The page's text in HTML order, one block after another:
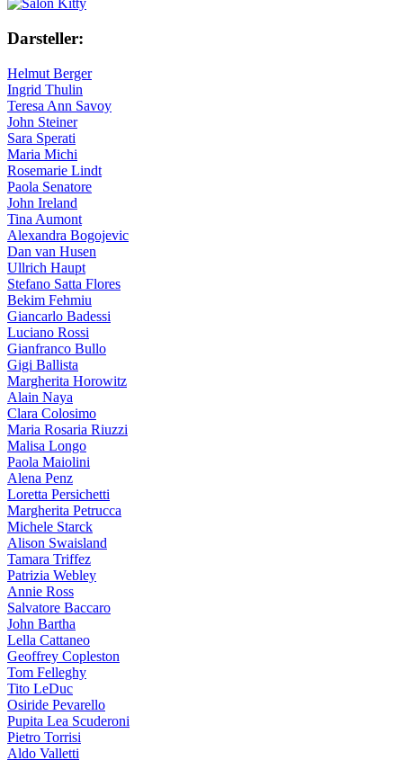
Darsteller:
Helmut Berger
Ingrid Thulin
Teresa Ann Savoy
John Steiner
Sara Sperati
Maria Michi
Rosemarie Lindt
Paola Senatore
John Ireland
Tina Aumont
Alexandra Bogojevic
Dan van Husen
Ullrich Haupt
Stefano Satta Flores
Bekim Fehmiu
Giancarlo Badessi
Luciano Rossi
Gianfranco Bullo
Gigi Ballista
Margherita Horowitz
Alain Naya
Clara Colosimo
Maria Rosaria Riuzzi
Malisa Longo
Paola Maiolini
Alena Penz
Loretta Persichetti
Margherita Petrucca
Michele Starck
Alison Swaisland
Tamara Triffez
Patrizia Webley
Annie Ross
Salvatore Baccaro
John Bartha
Lella Cattaneo
Geoffrey Copleston
Tom Felleghy
Tito LeDuc
Osiride Pevarello
Pupita Lea Scuderoni
Pietro Torrisi
Aldo Valletti